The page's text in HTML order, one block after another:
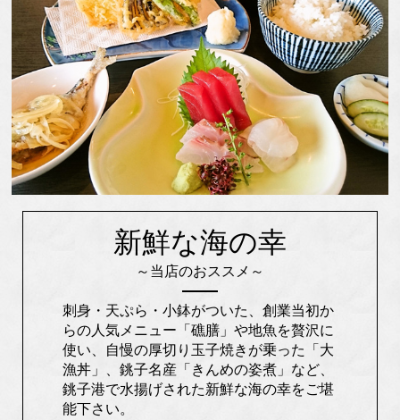
新鮮な海の幸
～当店のおススメ～
刺身・天ぷら・小鉢がついた、創業当初か
らの人気メニュー「礁膳」や地魚を贅沢に
使い、自慢の厚切り玉子焼きが乗った「大
漁丼」、銚子名産「きんめの姿煮」など、
銚子港で水揚げされた新鮮な海の幸をご堪
能下さい。